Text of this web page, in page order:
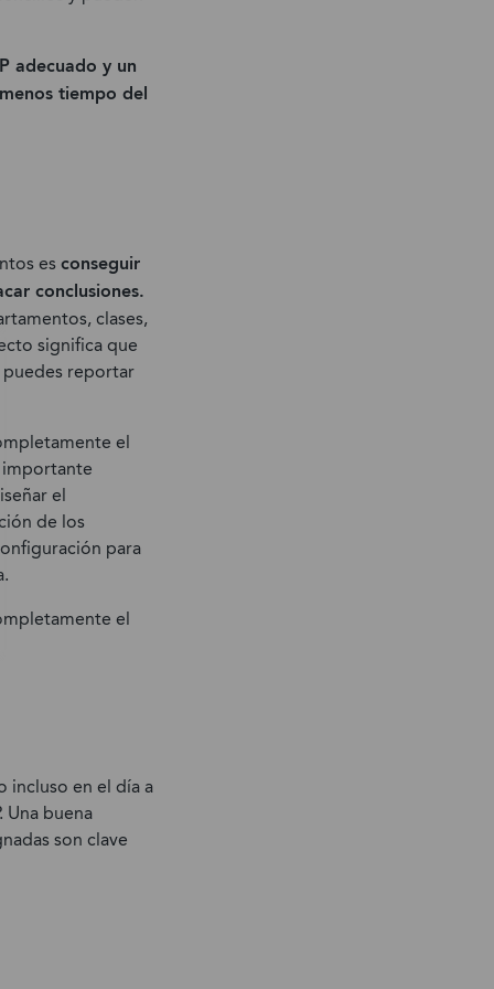
adecuado y un
tiempo del
esconseguir
conclusiones.
clases,
significa que
puedes reportar
el
importante
el
de los
para
el
incluso en el día a
buena
son clave